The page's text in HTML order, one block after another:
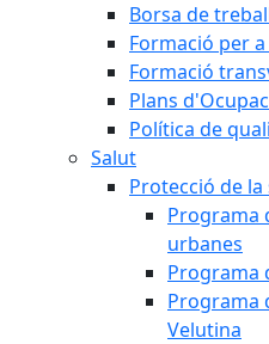
Borsa de
Formació per
Formació
Plans
Política de
Salut
Protecció de
Programa
urbanes
Programa
Programa
Velutina